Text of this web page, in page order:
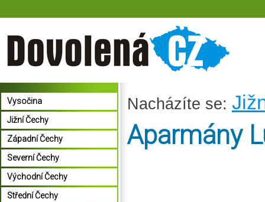
Nacházíte se:
Aparmány
Vysočina
Jižní Čechy
Západní Čechy
Severní Čechy
Východní Čechy
Střední Čechy